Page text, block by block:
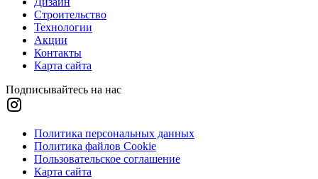
Строительство
Технологии
Акции
Контакты
Карта сайта
Подписывайтесь на нас
Политика персональных данных
Политика файлов Cookie
Пользовательское соглашение
Карта сайта